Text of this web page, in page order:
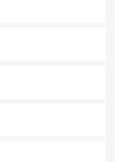
楽しめる外せないスポット